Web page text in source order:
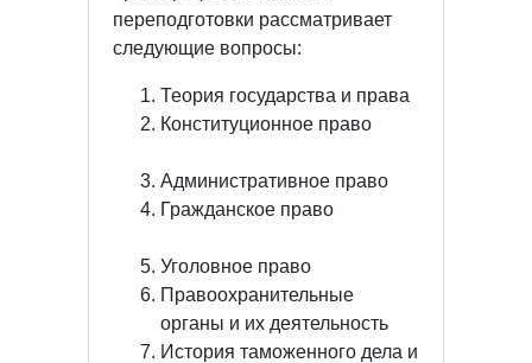
переподготовки рассматривает
следующие вопросы:
Теория государства и права
Конституционное право
Административное право
Гражданское право
Уголовное право
Правоохранительные
органы и их деятельность
История таможенного дела и